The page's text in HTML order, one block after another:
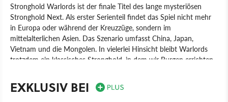
Stronghold Warlords ist der finale Titel des lange mysteriösen
Stronghold Next. Als erster Serienteil findet das Spiel nicht mehr
in Europa oder während der Kreuzzüge, sondern im
mittelalterlichen Asien. Das Szenario umfasst China, Japan,
Vietnam und die Mongolen. In vielerlei Hinsicht bleibt Warlords
trotzdem ein klassisches Stronghold, in dem wir Burgen errichten,
Befestigungen stürmen. Warlords will dabei noch mehr
Wirtschaftssimulation sein als seine Vorgänger und neue
EXKLUSIV BEI